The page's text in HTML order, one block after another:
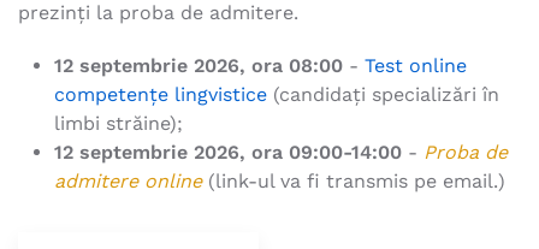
prezinți la proba de admitere.
12 septembrie 2026, ora 08:00 - Test online
competențe lingvistice (candidați specializări în
limbi străine);
12 septembrie 2026, ora 09:00-14:00 - Proba de
admitere online(link-ul va fi transmis pe email.)